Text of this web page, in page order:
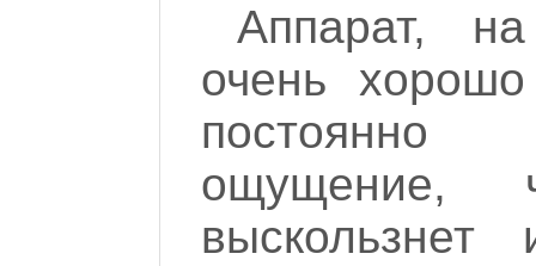
Аппарат,
очень
ощущение,